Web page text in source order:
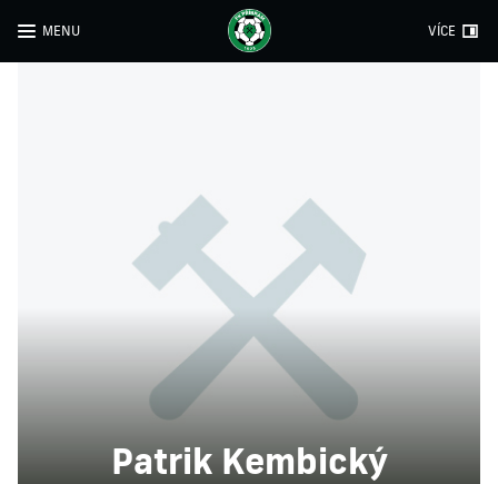
MENU VÍCE
Patrik Kembický